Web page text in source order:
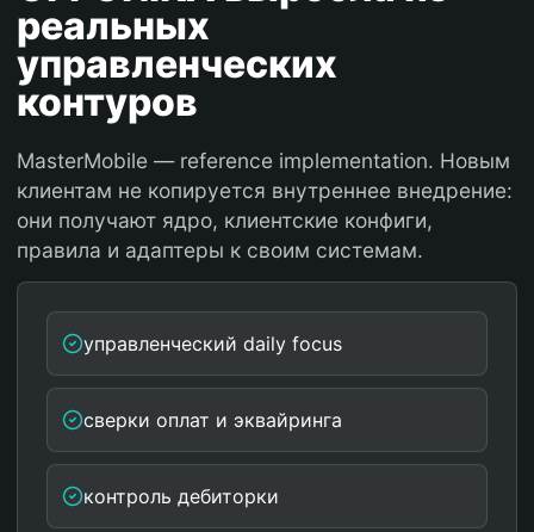
реальных
управленческих
контуров
MasterMobile — reference implementation. Новым
клиентам не копируется внутреннее внедрение:
они получают ядро, клиентские конфиги,
правила и адаптеры к своим системам.
управленческий daily focus
сверки оплат и эквайринга
контроль дебиторки